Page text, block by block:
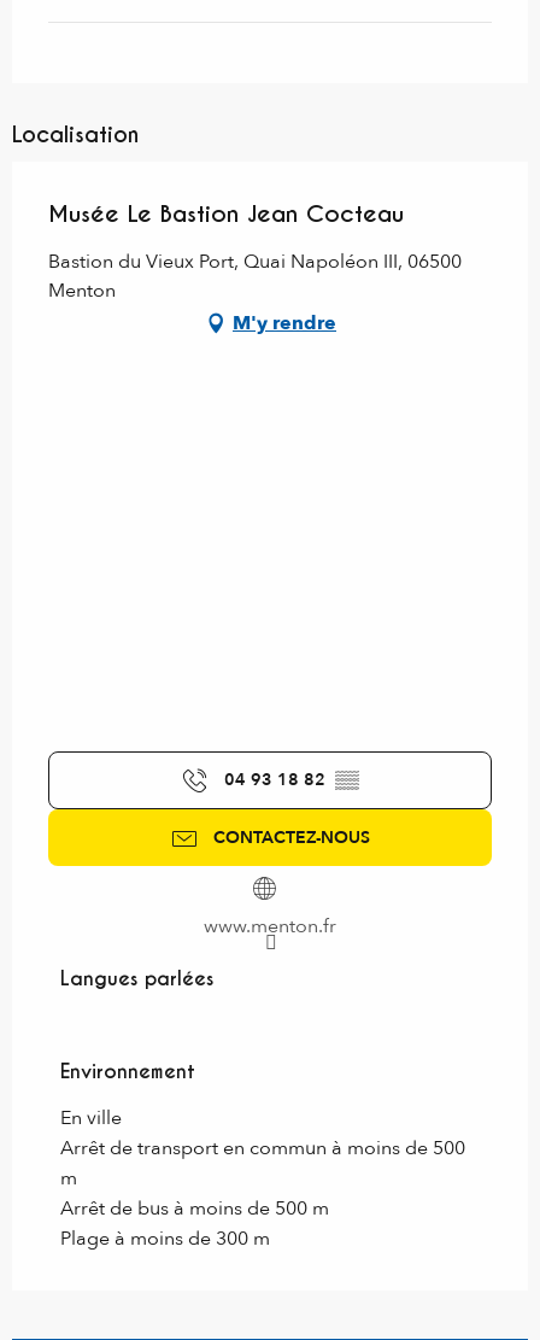
Localisation
Musée Le Bastion Jean Cocteau
Bastion du Vieux Port, Quai Napoléon III, 06500
Menton
M'y rendre
04 93 18 82 ▒▒
CONTACTEZ-NOUS
www.menton.fr
Langues parlées
Langues parlées
Environnement
Environnement
En ville
Arrêt de transport en commun à moins de 500
m
Arrêt de bus à moins de 500 m
Plage à moins de 300 m